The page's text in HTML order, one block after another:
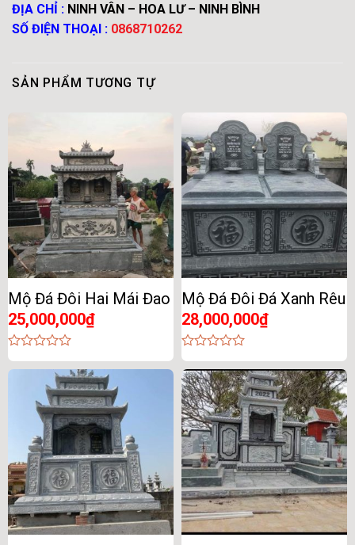
ĐỊA CHỈ : NINH VÂN – HOA LƯ – NINH BÌNH
SỐ ĐIỆN THOẠI : 0868710262
SẢN PHẨM TƯƠNG TỰ
Mộ Đá Đôi Hai Mái Đao
25,000,000₫
0
out
Mộ Đá Đôi Đá Xanh Rêu
28,000,000₫
0
out
of
5